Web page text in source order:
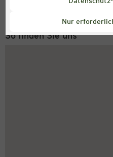
Nur
So finden Sie uns